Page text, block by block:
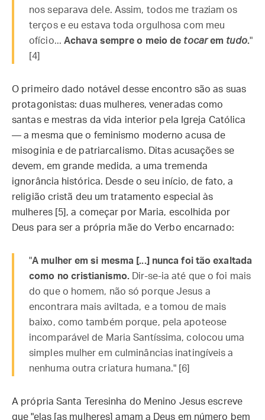
nos separava dele. Assim, todos me traziam os
terços e eu estava toda orgulhosa com meu
ofício... Achava sempre o meio de tocarem tudo."
[4]
O primeiro dado notável desse encontro são as suas
protagonistas: duas mulheres, veneradas como
santas e mestras da vida interior pela Igreja Católica
— a mesma que o feminismo moderno acusa de
misoginia e de patriarcalismo. Ditas acusações se
devem, em grande medida, a uma tremenda
ignorância histórica. Desde o seu início, de fato, a
religião cristã deu um tratamento especial às
mulheres [5], a começar por Maria, escolhida por
Deus para ser a própria mãe do Verbo encarnado:
"A mulher em si mesma [...] nunca foi tão exaltada
como no cristianismo. Dir-se-ia até que o foi mais
do que o homem, não só porque Jesus a
encontrara mais aviltada, e a tomou de mais
baixo, como também porque, pela apoteose
incomparável de Maria Santíssima, colocou uma
simples mulher em culminâncias inatingíveis a
nenhuma outra criatura humana." [6]
A própria Santa Teresinha do Menino Jesus escreve
que "elas [as mulheres] amam a Deus em número bem